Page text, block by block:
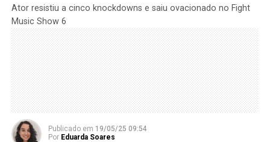
Ator resistiu a cinco knockdowns e saiu ovacionado no Fight
Music Show 6
Publicado em 19/05/25 09:54
Por Eduarda Soares